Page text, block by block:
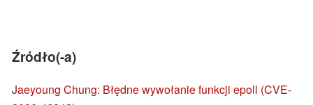
Źródło(-a)
Jaeyoung Chung: Błędne wywołanie funkcji epoll (CVE-